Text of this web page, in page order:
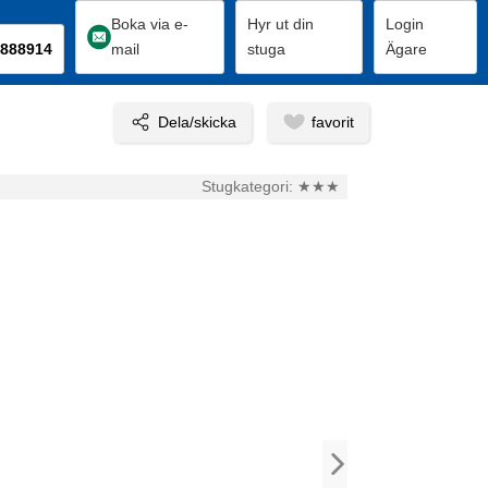
Boka via e-
mail
Hyr ut din
stuga
Login
Ägare
Stugkategori: ★★★